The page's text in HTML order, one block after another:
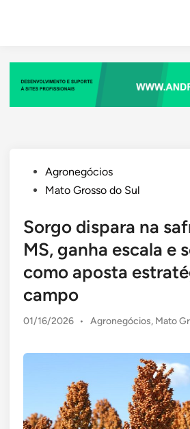
PostedAgronegócios
Mato Grosso do Sul
Sorgo dispara na
MS, ganha escala e
como aposta
campo
01/16/2026 •
Posted
Agronegócios, Mato